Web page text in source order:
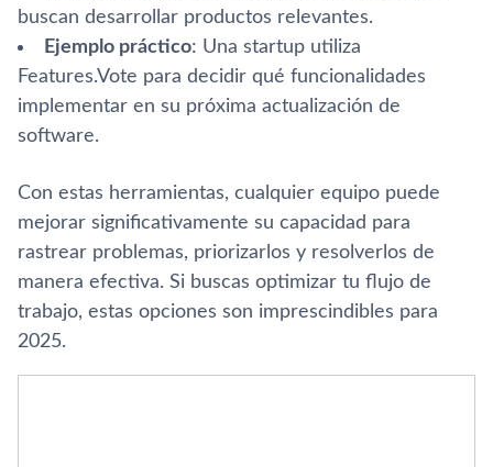
buscan desarrollar productos relevantes.
Ejemplo práctico: Una startup utiliza
Features.Vote para decidir qué funcionalidades
implementar en su próxima actualización de
software.
Con estas herramientas, cualquier equipo puede
mejorar significativamente su capacidad para
rastrear problemas, priorizarlos y resolverlos de
manera efectiva. Si buscas optimizar tu flujo de
trabajo, estas opciones son imprescindibles para
2025.